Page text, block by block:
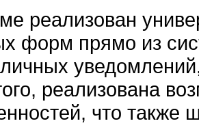
реализован
форм прямо из
реализована
что также